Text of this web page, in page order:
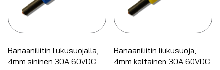
Banaaniliitin liukusuojalla,
4mm sininen 30A 60VDC
Banaaniliitin liukusuoja,
4mm keltainen 30A 60VDC